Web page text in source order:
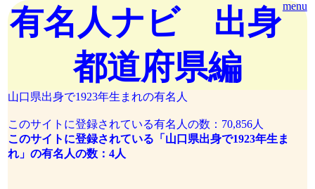
menu
有名人ナビ 出身
都道府県編
山口県出身で1923年生まれの有名人
このサイトに登録されている有名人の数：70,856人
このサイトに登録されている「山口県出身で1923年生ま
れ」の有名人の数：4人